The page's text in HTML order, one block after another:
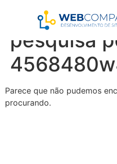
Resultados
pesquisa
Parece que não pudemos
procurando.